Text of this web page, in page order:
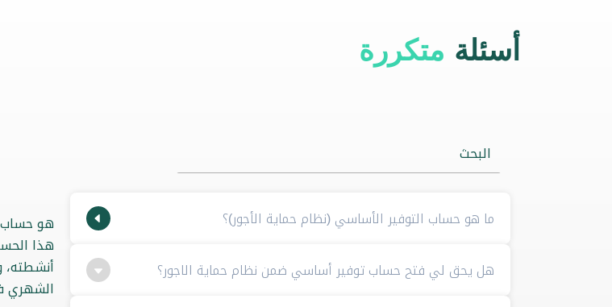
أسئلة متكررة
البحث
ما هو حساب التوفير الأساسي (نظام حماية الأجور)؟
هل يحق لي فتح حساب توفير أساسي ضمن نظام حماية الاجور؟
هو حساب
هذا
أنشطته،
الشهري